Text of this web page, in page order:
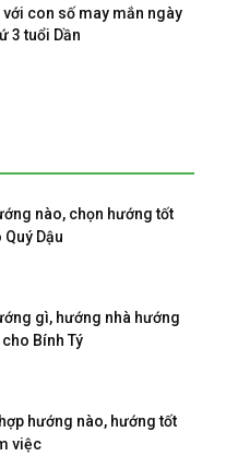
con số may mắn ngày
3 tuổi Dần
nào, chọn hướng tốt
Dậu
gì, hướng nhà hướng
Bính Tý
hướng nào, hướng tốt
việc